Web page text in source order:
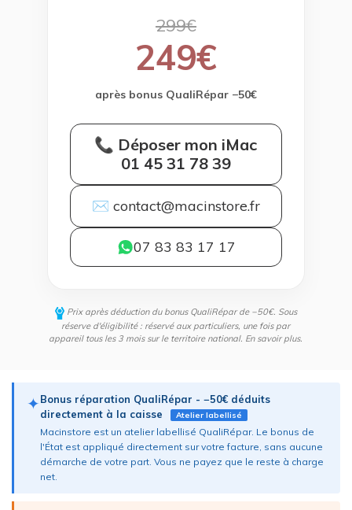
299€
249€
après bonus QualiRépar −50€
📞 Déposer mon iMac
01 45 31 78 39
✉ contact@macinstore.fr
07 83 83 17 17
Prix après déduction du bonus QualiRépar de −50€. Sous
réserve d'éligibilité : réservé aux particuliers, une fois par
appareil tous les 3 mois sur le territoire national. En savoir plus.
✦Bonus réparation QualiRépar - −50€ déduits
directement à la caisse
Atelier labellisé
Macinstore est un atelier labellisé QualiRépar. Le bonus de
l'État est appliqué directement sur votre facture, sans aucune
démarche de votre part. Vous ne payez que le reste à charge
net.